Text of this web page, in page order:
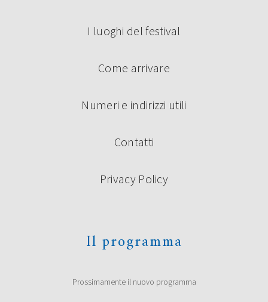
I luoghi del festival
Come arrivare
Numeri e indirizzi utili
Contatti
Privacy Policy
Il programma
Prossimamente il nuovo programma